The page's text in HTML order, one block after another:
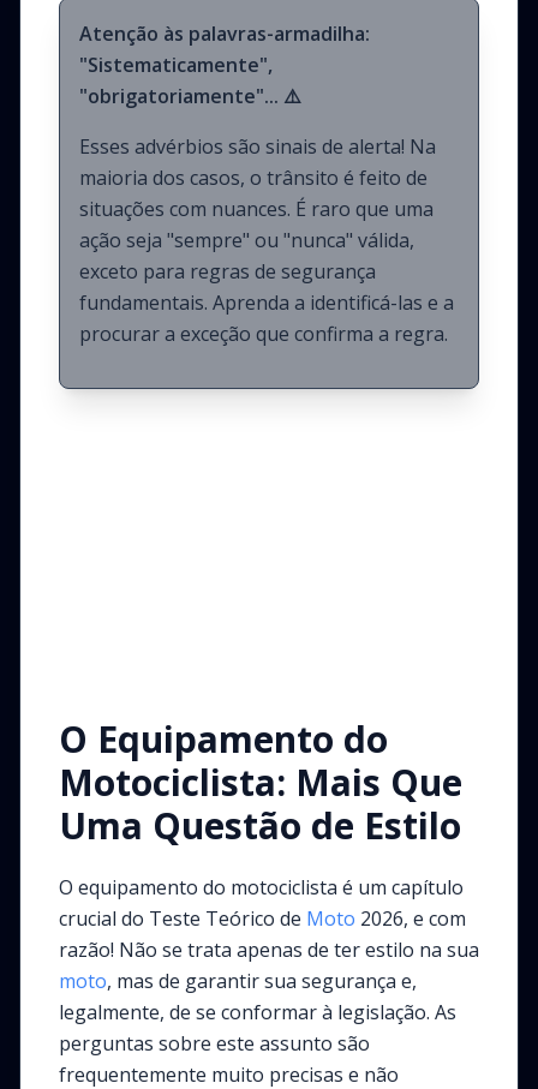
Atenção às palavras-armadilha:
"Sistematicamente",
"obrigatoriamente"... ⚠️
Esses advérbios são sinais de alerta! Na
maioria dos casos, o trânsito é feito de
situações com nuances. É raro que uma
ação seja "sempre" ou "nunca" válida,
exceto para regras de segurança
fundamentais. Aprenda a identificá-las e a
procurar a exceção que confirma a regra.
O Equipamento do
Motociclista: Mais Que
Uma Questão de Estilo
O equipamento do motociclista é um capítulo
crucial do Teste Teórico de Moto 2026, e com
razão! Não se trata apenas de ter estilo na sua
moto, mas de garantir sua segurança e,
legalmente, de se conformar à legislação. As
perguntas sobre este assunto são
frequentemente muito precisas e não